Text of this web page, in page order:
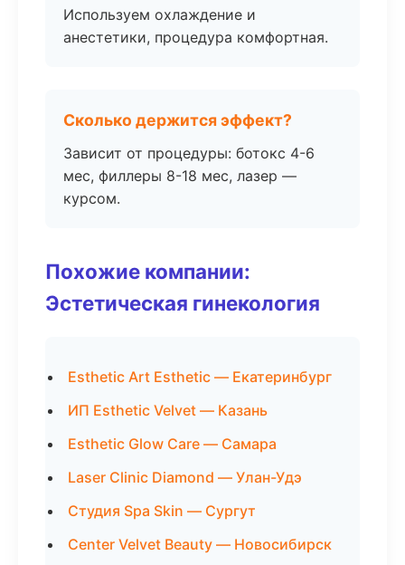
Используем охлаждение и
анестетики, процедура комфортная.
Сколько держится эффект?
Зависит от процедуры: ботокс 4-6
мес, филлеры 8-18 мес, лазер —
курсом.
Похожие компании:
Эстетическая гинекология
Esthetic Art Esthetic — Екатеринбург
ИП Esthetic Velvet — Казань
Esthetic Glow Care — Самара
Laser Clinic Diamond — Улан-Удэ
Студия Spa Skin — Сургут
Center Velvet Beauty — Новосибирск